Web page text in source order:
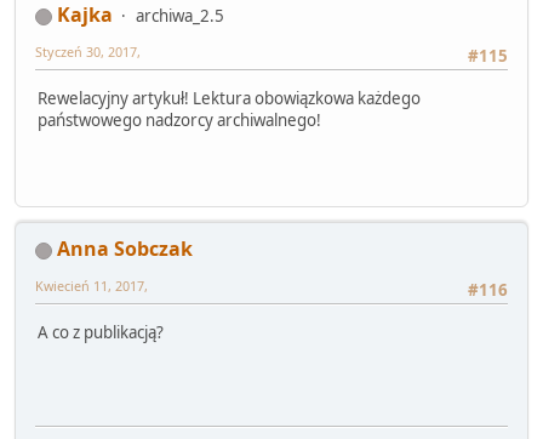
Kajka
archiwa_2.5
#115
Styczeń 30, 2017,
Rewelacyjny artykuł! Lektura obowiązkowa każdego
państwowego nadzorcy archiwalnego!
Anna Sobczak
#116
Kwiecień 11, 2017,
A co z publikacją?